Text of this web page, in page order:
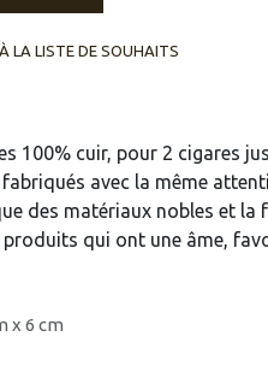
LA LISTE DE SOUHAITS
100% cuir, pour 2 cigares
avec la même
des matériaux nobles et
produits qui ont une âme,
x 6 cm